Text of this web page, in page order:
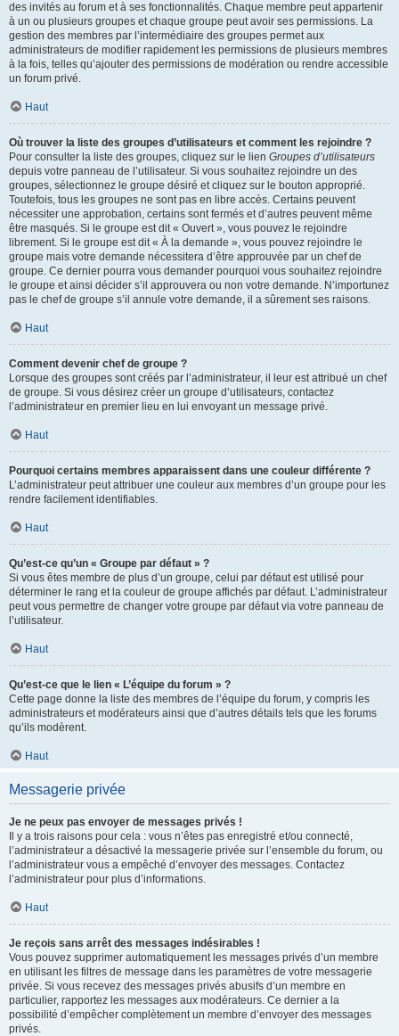
des invités au forum et à ses fonctionnalités. Chaque membre peut appartenir
à un ou plusieurs groupes et chaque groupe peut avoir ses permissions. La
gestion des membres par l’intermédiaire des groupes permet aux
administrateurs de modifier rapidement les permissions de plusieurs membres
à la fois, telles qu’ajouter des permissions de modération ou rendre accessible
un forum privé.
Haut
Où trouver la liste des groupes d’utilisateurs et comment les rejoindre ?
Pour consulter la liste des groupes, cliquez sur le lien Groupes d’utilisateurs
depuis votre panneau de l’utilisateur. Si vous souhaitez rejoindre un des
groupes, sélectionnez le groupe désiré et cliquez sur le bouton approprié.
Toutefois, tous les groupes ne sont pas en libre accès. Certains peuvent
nécessiter une approbation, certains sont fermés et d’autres peuvent même
être masqués. Si le groupe est dit « Ouvert », vous pouvez le rejoindre
librement. Si le groupe est dit « À la demande », vous pouvez rejoindre le
groupe mais votre demande nécessitera d’être approuvée par un chef de
groupe. Ce dernier pourra vous demander pourquoi vous souhaitez rejoindre
le groupe et ainsi décider s’il approuvera ou non votre demande. N’importunez
pas le chef de groupe s’il annule votre demande, il a sûrement ses raisons.
Haut
Comment devenir chef de groupe ?
Lorsque des groupes sont créés par l’administrateur, il leur est attribué un chef
de groupe. Si vous désirez créer un groupe d’utilisateurs, contactez
l’administrateur en premier lieu en lui envoyant un message privé.
Haut
Pourquoi certains membres apparaissent dans une couleur différente ?
L’administrateur peut attribuer une couleur aux membres d’un groupe pour les
rendre facilement identifiables.
Haut
Qu’est-ce qu’un « Groupe par défaut » ?
Si vous êtes membre de plus d’un groupe, celui par défaut est utilisé pour
déterminer le rang et la couleur de groupe affichés par défaut. L’administrateur
peut vous permettre de changer votre groupe par défaut via votre panneau de
l’utilisateur.
Haut
Qu’est-ce que le lien « L’équipe du forum » ?
Cette page donne la liste des membres de l’équipe du forum, y compris les
administrateurs et modérateurs ainsi que d’autres détails tels que les forums
qu’ils modèrent.
Haut
Messagerie privée
Je ne peux pas envoyer de messages privés !
Il y a trois raisons pour cela : vous n’êtes pas enregistré et/ou connecté,
l’administrateur a désactivé la messagerie privée sur l’ensemble du forum, ou
l’administrateur vous a empêché d’envoyer des messages. Contactez
l’administrateur pour plus d’informations.
Haut
Je reçois sans arrêt des messages indésirables !
Vous pouvez supprimer automatiquement les messages privés d’un membre
en utilisant les filtres de message dans les paramètres de votre messagerie
privée. Si vous recevez des messages privés abusifs d’un membre en
particulier, rapportez les messages aux modérateurs. Ce dernier a la
possibilité d’empêcher complètement un membre d’envoyer des messages
privés.